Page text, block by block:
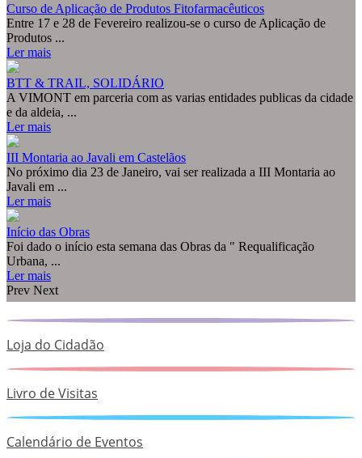
Curso de Aplicação de Produtos Fitofarmacêuticos
Entre 17 e 28 de Fevereiro realizou-se o curso de Aplicação de
Produtos ...
Ler mais
BTT & TRAIL, SOLIDÁRIO
A VIMONT em parceria com as varias entidades publicas da cidade
e da aldeia, ...
Ler mais
III Montaria ao Javali em Castelãos
No próximo dia 23 de Janeiro, vai ser realizada a III Montaria ao
Javali em ...
Ler mais
Início das Obras
Foi dado o início esta semana das Obras da " Requalificação
Urbana, ...
Ler mais
Prev Next
Loja do Cidadão
Livro de Visitas
Calendário de Eventos